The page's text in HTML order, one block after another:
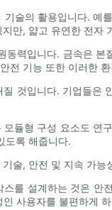
술의 활용입니다.
만, 얇고 유연한 전
동력입니다. 금속은
전 기능 또한 이러한
것입니다. 기업들
듈형 구성 요소도
도록 해줍니다.
술, 안전 및 지속 가
를 설계하는 것은
사용자를 불편하게